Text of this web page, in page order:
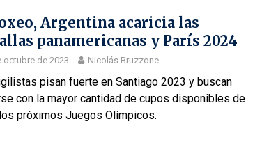
Argentina acaricia las
panamericanas y París 2024
octubre de 2023 Nicolás Bruzzone
pisan fuerte en Santiago 2023 y buscan
con la mayor cantidad de cupos disponibles de
próximos Juegos Olímpicos.